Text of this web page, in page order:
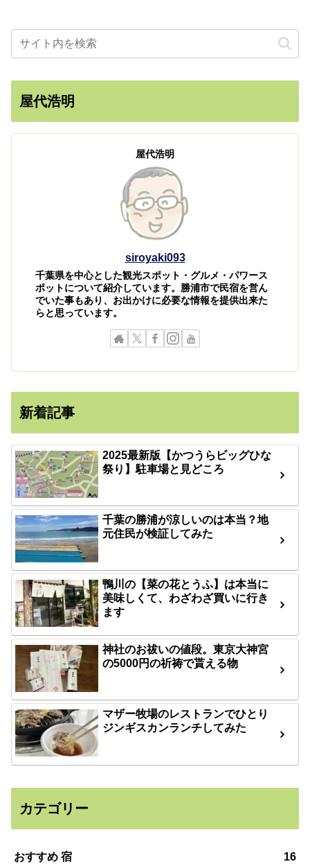
屋代浩明
屋代浩明
siroyaki093
千葉県を中心とした観光スポット・グルメ・パワース
ポットについて紹介しています。勝浦市で民宿を営ん
でいた事もあり、お出かけに必要な情報を提供出来た
らと思っています。
新着記事
2025最新版【かつうらビッグひな
祭り】駐車場と見どころ
千葉の勝浦が涼しいのは本当？地
元住民が検証してみた
鴨川の【菜の花とうふ】は本当に
美味しくて、わざわざ買いに行き
ます
神社のお祓いの値段。東京大神宮
の5000円の祈祷で貰える物
マザー牧場のレストランでひとり
ジンギスカンランチしてみた
カテゴリー
おすすめ 宿 16